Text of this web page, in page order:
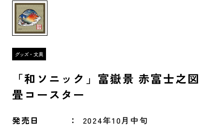
「和ソニック」富嶽景 赤富士之図
畳コースター
発売日 2024年10月中旬